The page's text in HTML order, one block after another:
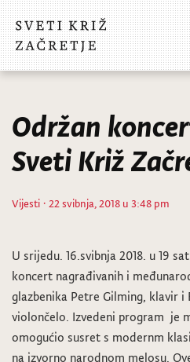
Održan
Sveti Križ
Vijesti · 22 svibnja, 2018 u 3:48 pm
U srijedu. 16.svibnja 2018. u 19
koncert nagrađivanih i
glazbenika Petre Gilming, klavir i
violončelo. Izvedeni program je
omogućio susret s modernm
na izvorno narodnom melosu.